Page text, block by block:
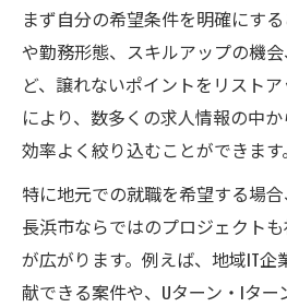
長浜市で学びながら働
求人票から読み取る研
IT業界未経験でも安心
働き方重視で探す長浜市の
介
働き方重視で選ぶ正社
プログラマー求人にお
まず自分の希望条件を明確にす
や勤務形態、スキルアップの機
ど、譲れないポイントをリスト
により、数多くの求人情報の中
効率よく絞り込むことができます。
特に地元での就職を希望する場
長浜市ならではのプロジェクト
が広がります。例えば、地域IT企
献できる案件や、Uターン・Iタ